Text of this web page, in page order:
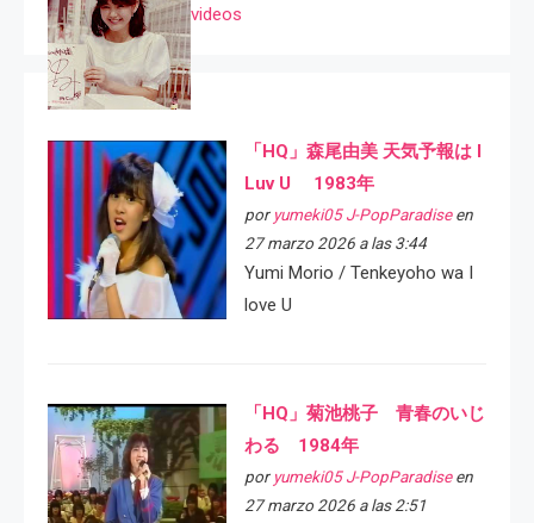
videos
「HQ」森尾由美 天気予報は I
Luv U 1983年
por yumeki05 J-PopParadiseen
27 marzo 2026 a las 3:44
Yumi Morio / Tenkeyoho wa I
love U
「HQ」菊池桃子 青春のいじ
わる 1984年
por yumeki05 J-PopParadiseen
27 marzo 2026 a las 2:51